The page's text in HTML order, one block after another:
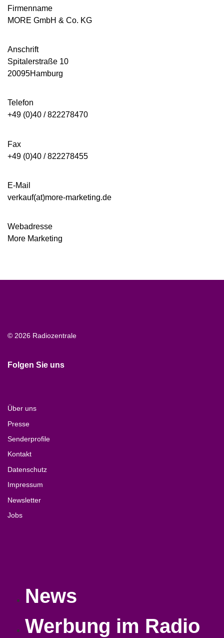
Firmenname
MORE GmbH & Co. KG
Anschrift
Spitalerstraße 10
20095Hamburg
Telefon
+49 (0)40 /822278470
Fax
+49 (0)40 / 822278455
E-Mail
verkauf(at)more-marketing.de
Webadresse
More Marketing
© 2026 Radiozentrale
Folgen Sie uns
Über uns
Presse
Senderprofile
Kontakt
Datenschutz
Impressum
Newsletter
Jobs
News
Werbung im Radio